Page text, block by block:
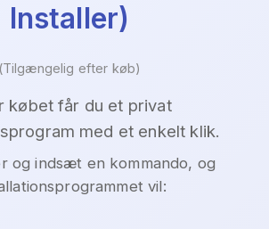
Installer)
(Tilgængelig efter køb)
købet får du et privat
med et enkelt klik.
og indsæt en kommando, og
vil: